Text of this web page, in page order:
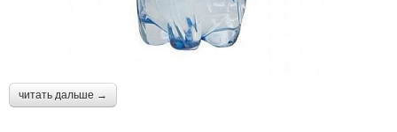
читать дальше →